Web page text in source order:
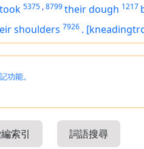
took 5375 ,8799their dough 1217
shoulders 7926 .
功能。
索引 詞語搜尋